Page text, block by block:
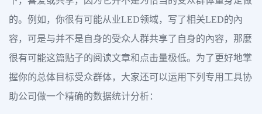
的。例如，你很有可能从业LED领域，写了相关LED的內
容，可是与并不是自身的受众人群共享了自身的內容，那麼
很有可能这篇贴子的阅读文章和点击量极低。为了更好地掌
握你的总体目标受众群体，大家还可以运用下列专用工具协
助公司做一个精确的数据统计分析：